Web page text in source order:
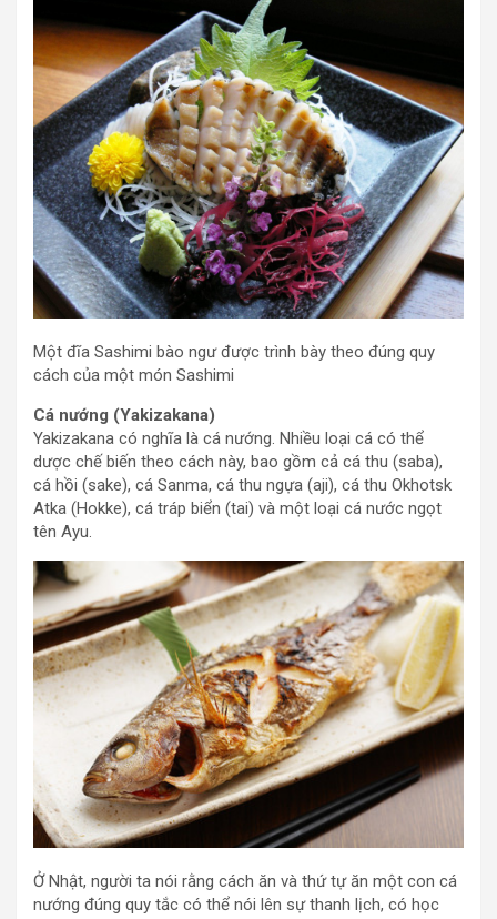
Một đĩa Sashimi bào ngư được trình bày theo đúng quy
cách của một món Sashimi
Cá nướng (Yakizakana)
Yakizakana có nghĩa là cá nướng. Nhiều loại cá có thể
dược chế biến theo cách này, bao gồm cả cá thu (saba),
cá hồi (sake), cá Sanma, cá thu ngựa (aji), cá thu Okhotsk
Atka (Hokke), cá tráp biển (tai) và một loại cá nước ngọt
tên Ayu.
Ở Nhật, người ta nói rằng cách ăn và thứ tự ăn một con cá
nướng đúng quy tắc có thể nói lên sự thanh lịch, có học